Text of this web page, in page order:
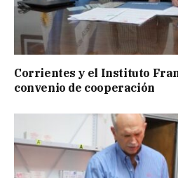
Corrientes y el Instituto
convenio de cooperación